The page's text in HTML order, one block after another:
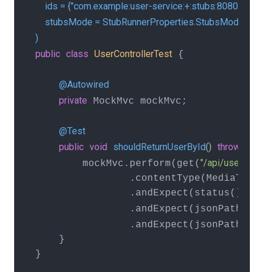
    ids = {"com.example:user-service:+:stubs:8080"},
stubsMode =
)
public class UserControllerTest {
@Autowired
private MockMvc mockMvc;
@Test
public void shouldReturnUserById() throws
        mockMvc.perform(get(
"/api/users/
                .andExpect(jsonPath(
                .andExpect(jsonPath(
    }
}